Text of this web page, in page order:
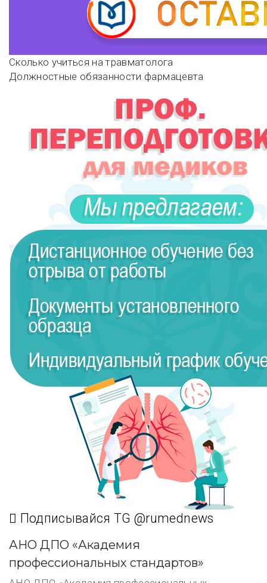
Навигация
записям
Сколько учиться на травматолога
Должностные обязанности фармацевта
Подписывайся TG @rumednews
АНО ДПО «Академия
профессиональных стандартов»